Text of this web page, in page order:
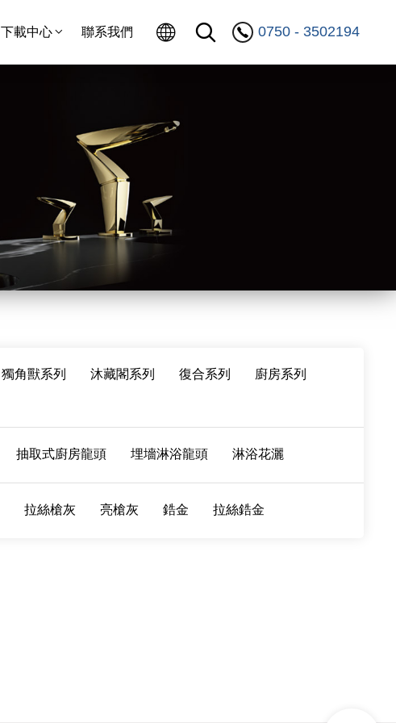
下載中心 聯系我們 0750 - 3502194
獨角獸系列 沐藏閣系列 復合系列
廚房系列
抽取式廚房龍頭 埋墻淋浴龍頭 淋浴花灑
拉絲槍灰 亮槍灰 鋯金 拉絲鋯金